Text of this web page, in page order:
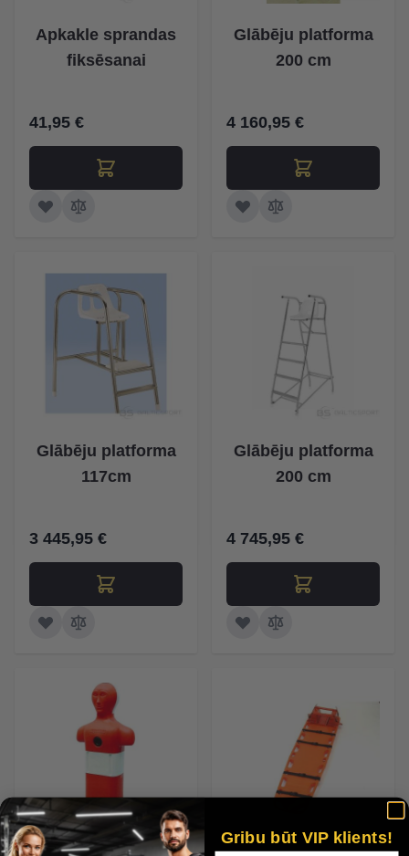
Apkakle sprandas
fiksēsanai
41,95 €
Glābēju platforma
200 cm
4 160,95 €
Glābēju platforma
117cm
3 445,95 €
Glābēju platforma
200 cm
4 745,95 €
Gribu būt VIP klients!